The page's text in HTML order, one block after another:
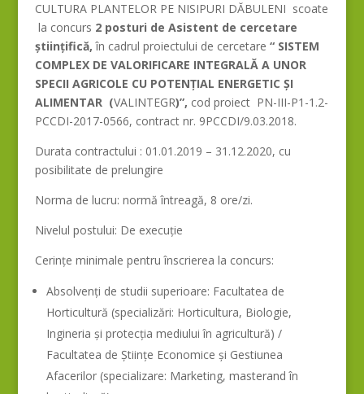
CULTURA PLANTELOR PE NISIPURI DĂBULENI scoate
la concurs 2 posturi de Asistent de cercetare
științifică,în cadrul proiectului de cercetare “ SISTEM
COMPLEX DE VALORIFICARE INTEGRALĂ A UNOR
SPECII AGRICOLE CU POTENŢIAL ENERGETIC ŞI
ALIMENTAR (VALINTEGR)”, cod proiect PN-III-P1-1.2-
PCCDI-2017-0566, contract nr. 9PCCDI/9.03.2018.
Durata contractului : 01.01.2019 – 31.12.2020, cu
posibilitate de prelungire
Norma de lucru: normă întreagă, 8 ore/zi.
Nivelul postului: De execuție
Cerințe minimale pentru înscrierea la concurs:
Absolvenți de studii superioare: Facultatea de
Horticultură (specializări: Horticultura, Biologie,
Ingineria și protecția mediului în agricultură) /
Facultatea de Științe Economice și Gestiunea
Afacerilor (specializare: Marketing, masterand în